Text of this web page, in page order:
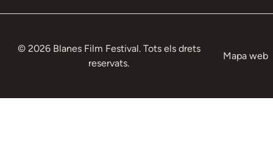
© 2026 Blanes Film Festival. Tots els drets
reservats.
Mapa web